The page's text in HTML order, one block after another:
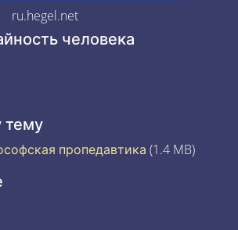
ru.hegel.net
человека
тему
пропедавтика (1.4 MB)